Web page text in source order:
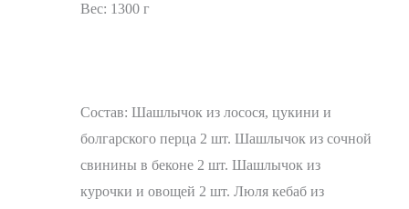
Вес: 1300 г
Состав: Шашлычок из лосося, цукини и
болгарского перца 2 шт. Шашлычок из сочной
свинины в беконе 2 шт. Шашлычок из
курочки и овощей 2 шт. Люля кебаб из